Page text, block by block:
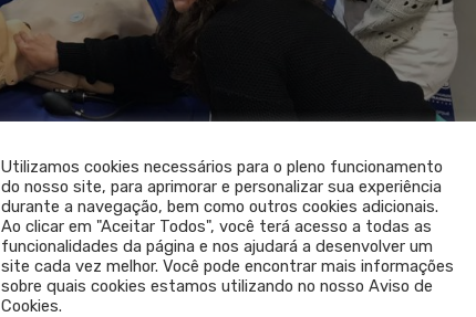
Utilizamos cookies necessários para o pleno funcionamento
do nosso site, para aprimorar e personalizar sua experiência
durante a navegação, bem como outros cookies adicionais.
Ao clicar em "Aceitar Todos", você terá acesso a todas as
funcionalidades da página e nos ajudará a desenvolver um
site cada vez melhor. Você pode encontrar mais informações
sobre quais cookies estamos utilizando no nosso Aviso de
Cookies.